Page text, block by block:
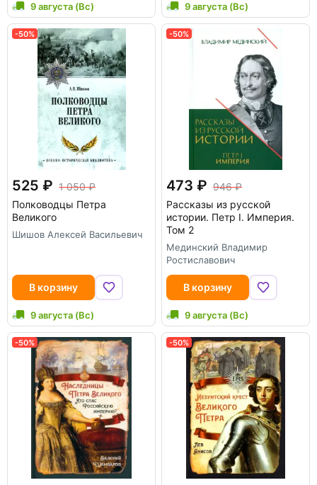
9 августа (Вс) 9 августа (Вс)
-50%
525
1 050
Полководцы Петра
Великого
Шишов Алексей Васильевич
В корзину
9 августа (Вс)
-50%
473
946
Рассказы из русской
истории. Петр I. Империя.
Том 2
Мединский Владимир
Ростиславович
В корзину
9 августа (Вс)
-50% -50%